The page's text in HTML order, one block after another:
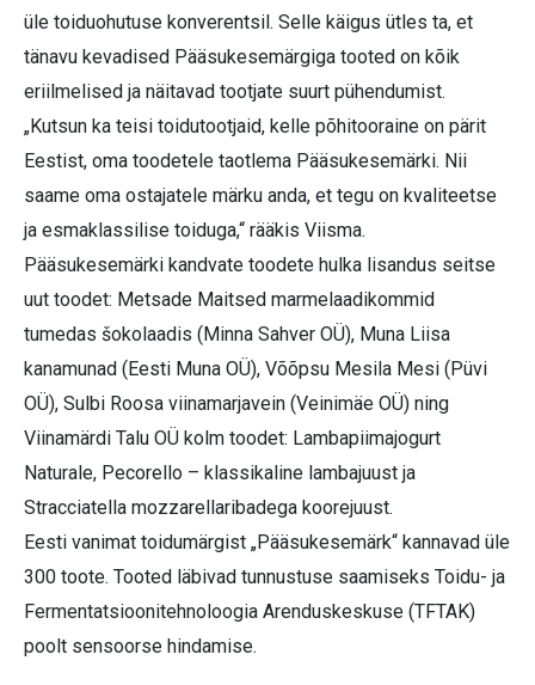
üle toiduohutuse konverentsil. Selle käigus ütles ta, et
tänavu kevadised Pääsukesemärgiga tooted on kõik
eriilmelised ja näitavad tootjate suurt pühendumist.
„Kutsun ka teisi toidutootjaid, kelle põhitooraine on pärit
Eestist, oma toodetele taotlema Pääsukesemärki. Nii
saame oma ostajatele märku anda, et tegu on kvaliteetse
ja esmaklassilise toiduga,“ rääkis Viisma.
Pääsukesemärki kandvate toodete hulka lisandus seitse
uut toodet: Metsade Maitsed marmelaadikommid
tumedas šokolaadis (Minna Sahver OÜ), Muna Liisa
kanamunad (Eesti Muna OÜ), Võõpsu Mesila Mesi (Püvi
OÜ), Sulbi Roosa viinamarjavein (Veinimäe OÜ) ning
Viinamärdi Talu OÜ kolm toodet: Lambapiimajogurt
Naturale, Pecorello – klassikaline lambajuust ja
Stracciatella mozzarellaribadega koorejuust.
Eesti vanimat toidumärgist „Pääsukesemärk“ kannavad üle
300 toote. Tooted läbivad tunnustuse saamiseks Toidu- ja
Fermentatsioonitehnoloogia Arenduskeskuse (TFTAK)
poolt sensoorse hindamise.